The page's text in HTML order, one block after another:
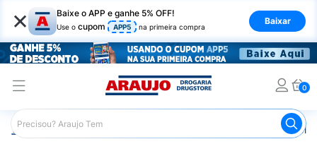
× Baixe o APP e ganhe 5% OFF!
Use o cupom APP5 na primeira compra
Baixar
0
Araujo Dermocosméticos Dermocosméticos para as